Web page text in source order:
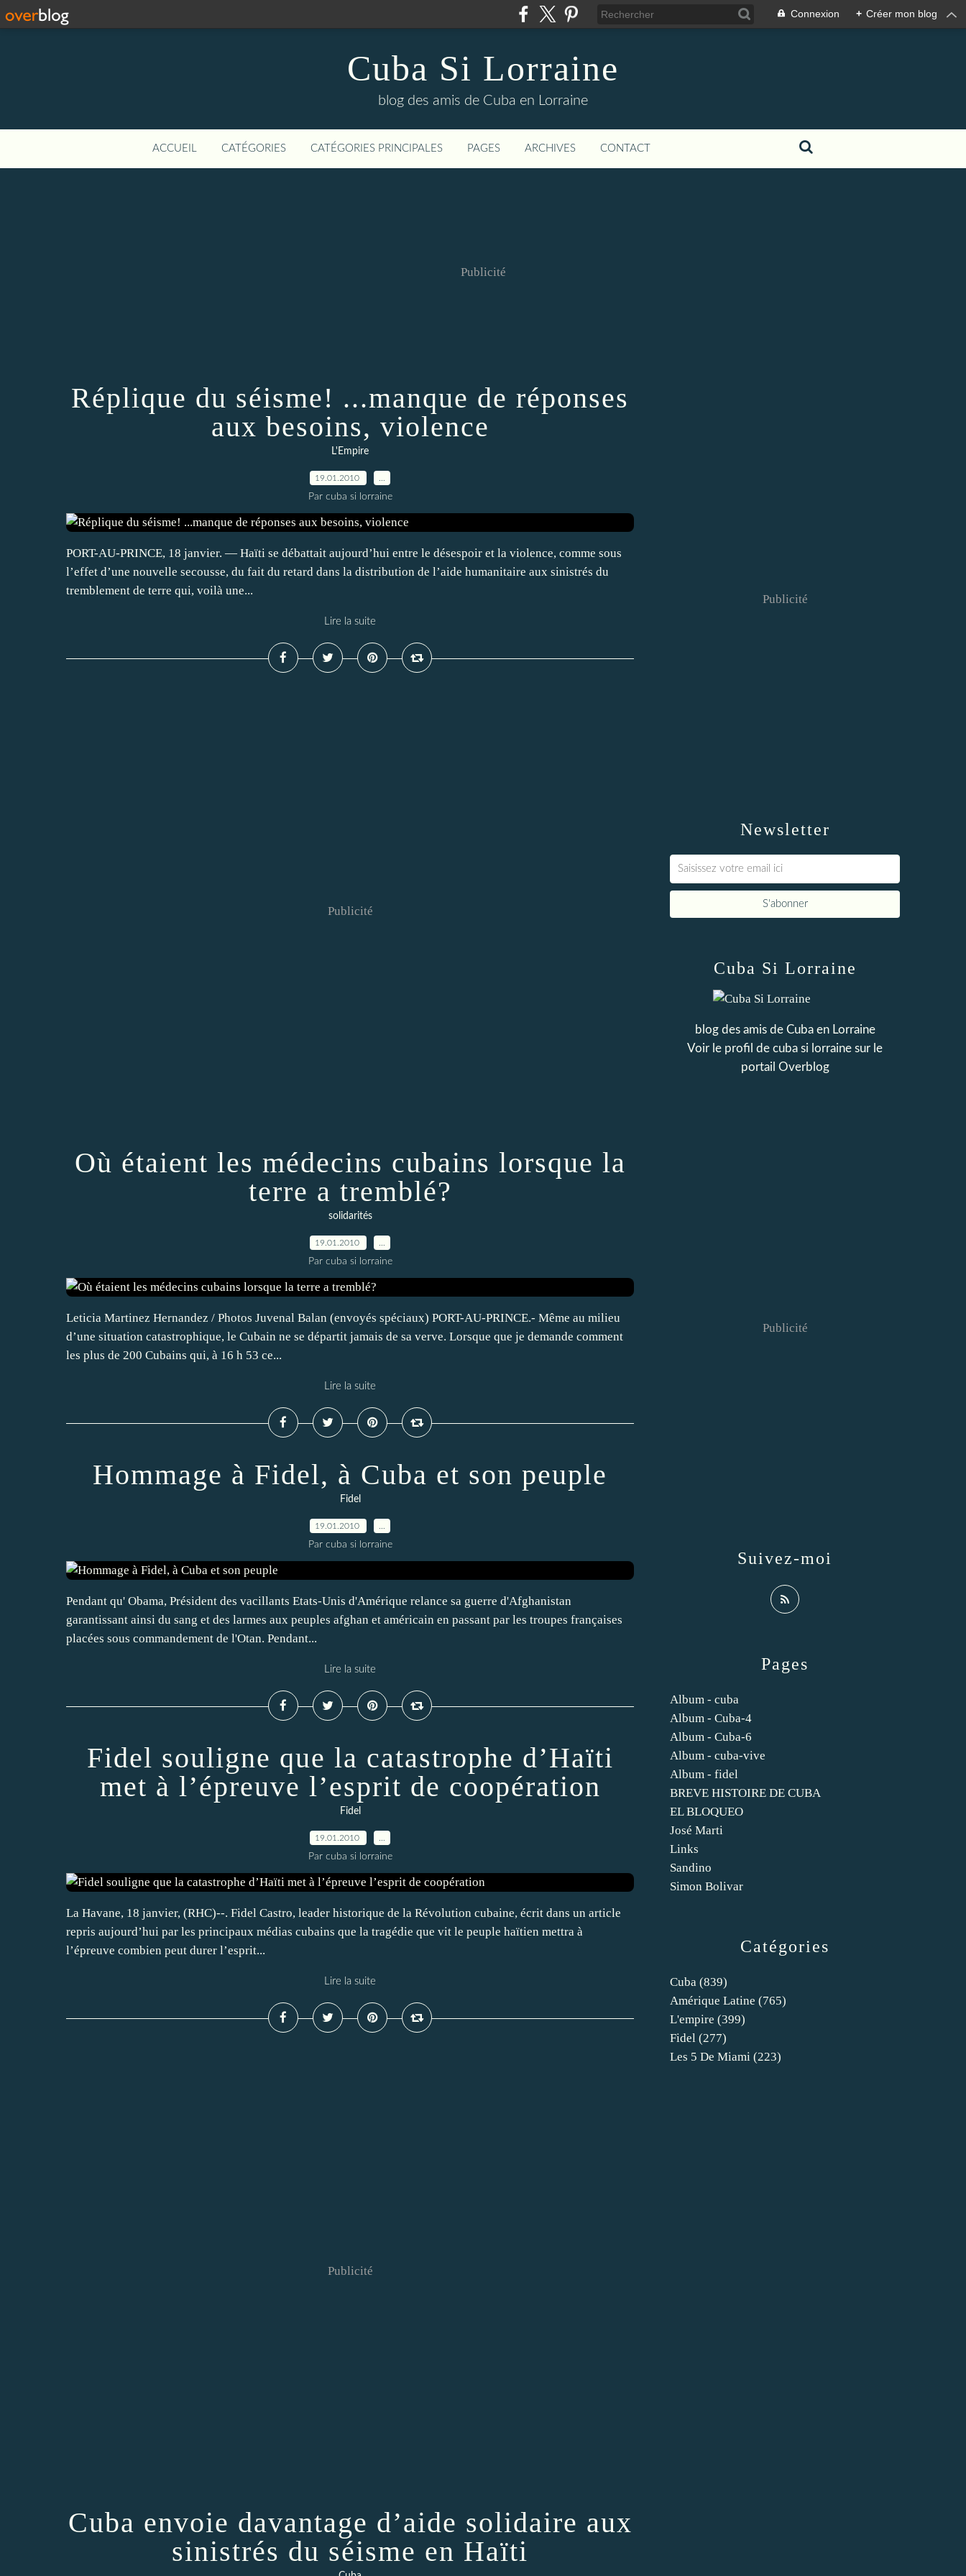
Connexion + Créer mon blog
Cuba Si Lorraine
blog des amis de Cuba en Lorraine
ACCUEIL CATÉGORIES CATÉGORIES PRINCIPALES PAGES ARCHIVES CONTACT
Publicité
Réplique du séisme! ...manque de réponses
aux besoins, violence
L'Empire
19.01.2010
Par cuba si lorraine
PORT-AU-PRINCE, 18 janvier. — Haïti se débattait aujourd’hui entre le désespoir et la violence, comme sous
l’effet d’une nouvelle secousse, du fait du retard dans la distribution de l’aide humanitaire aux sinistrés du
tremblement de terre qui, voilà une...
Lire la suite
Publicité
Où étaient les médecins cubains lorsque la
terre a tremblé?
solidarités
19.01.2010
Par cuba si lorraine
Leticia Martinez Hernandez / Photos Juvenal Balan (envoyés spéciaux) PORT-AU-PRINCE.- Même au milieu
d’une situation catastrophique, le Cubain ne se départit jamais de sa verve. Lorsque que je demande comment
les plus de 200 Cubains qui, à 16 h 53 ce...
Lire la suite
Hommage à Fidel, à Cuba et son peuple
Fidel
19.01.2010
Par cuba si lorraine
Pendant qu' Obama, Président des vacillants Etats-Unis d'Amérique relance sa guerre d'Afghanistan
garantissant ainsi du sang et des larmes aux peuples afghan et américain en passant par les troupes françaises
placées sous commandement de l'Otan. Pendant...
Lire la suite
Fidel souligne que la catastrophe d’Haïti
met à l’épreuve l’esprit de coopération
Fidel
19.01.2010
Par cuba si lorraine
La Havane, 18 janvier, (RHC)--. Fidel Castro, leader historique de la Révolution cubaine, écrit dans un article
repris aujourd’hui par les principaux médias cubains que la tragédie que vit le peuple haïtien mettra à
l’épreuve combien peut durer l’esprit...
Lire la suite
Publicité
Cuba envoie davantage d’aide solidaire aux
sinistrés du séisme en Haïti
Newsletter
Publicité
Catégories
Cuba (839)
Amérique Latine (765)
L'empire (399)
Fidel (277)
Les 5 De Miami (223)
Pages
Album - cuba
Album - Cuba-4
Album - Cuba-6
Album - cuba-vive
Album - fidel
BREVE HISTOIRE DE CUBA
EL BLOQUEO
José Marti
Links
Sandino
Simon Bolivar
Cuba Si Lorraine
blog des amis de Cuba en Lorraine
Voir le profil de cuba si lorraine sur le
portail Overblog
Suivez-moi
Publicité